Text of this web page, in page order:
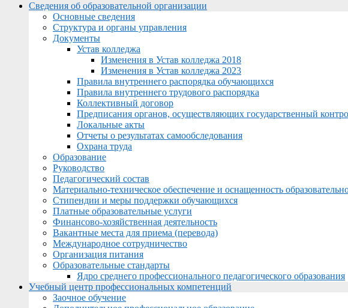
Menu
Сведения об образовательной организации
Основные сведения
Структура и органы управления
Документы
Устав колледжа
Изменения в Устав колледжа 2018
Изменения в Устав колледжа 2023
Правила внутреннего распорядка обучающихся
Правила внутреннего трудового распорядка
Коллективный договор
Предписания органов, осуществляющих государственный
Локальные акты
Отчеты о результатах самообследования
Охрана труда
Образование
Руководство
Педагогический состав
Материально-техническое обеспечение и оснащенность
Стипендии и меры поддержки обучающихся
Платные образовательные услуги
Финансово-хозяйственная деятельность
Вакантные места для приема (перевода)
Международное сотрудничество
Организация питания
Образовательные стандарты
Ядро среднего профессионального педагогического образования
Учебный центр профессиональных компетенций
Заочное обучение